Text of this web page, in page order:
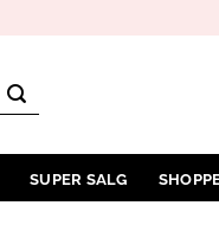
SUPER SALG